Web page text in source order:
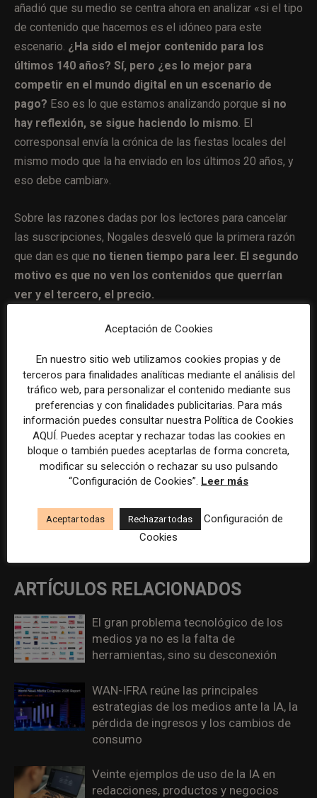
añadió que su medio se centra ahora en analizar «si el tipo
de contenido que hacemos es el idóneo para este
escenario. ¿Ha sido el mejor contenido para los
últimos 140 años? Sí, pero ¿es lo mejor para
competir en el mundo digital en un escenario de
pago? Eso es lo que estamos analizando porque si no
hay reflexión, se sigue haciendo lo mismo . El
corresponsal envía la crónica de las fiestas locales del
mismo modo que la ha enviado en los últimos 20 años, y
eso debe cambiar».
Sobre las razones dadas por los lectores para cancelar
las suscripciones, Nogales desveló que la primera razón
que dan es que no tienen tiempo para leer. El segundo
motivo es que no ven los contenidos que querrían
ver y el tercero, el precio.
ETIQUETAS Alfonso Nogales Evoca
la Voz de Galicía
larioja.com
Óscar Beltrán de Otálora
periódicos españoles
Periodicos locales
periodismo local
Prensa Ibérica
Tomás García Morán
Vocento
Artículo anterior
Los periódicos españoles con
soluciones para salir del
estancamiento de las
Artículo siguiente
Claves para mejorar las
según Billy D. Aldea-Martínez
(Piano)
ARTÍCULOS RELACIONADOS
El gran problema tecnológico de los
medios ya no es la falta de
herramientas, sino su desconexión
WAN-IFRA reúne las principales
estrategias de los medios ante la IA, la
pérdida de ingresos y los cambios de
consumo
Veinte ejemplos de uso de la IA en
redacciones, productos y negocios
Aceptación de Cookies
En nuestro sitio web utilizamos cookies propias y de
terceros para finalidades analíticas mediante el análisis del
tráfico web, para personalizar el contenido mediante sus
preferencias y con finalidades publicitarias. Para más
información puedes consultar nuestra Política de Cookies
AQUÍ. Puedes aceptar y rechazar todas las cookies en
bloque o también puedes aceptarlas de forma concreta,
modificar su selección o rechazar su uso pulsando
“Configuración de Cookies”. Leer más
Aceptar todas Rechazar todas
Configuración de
Cookies